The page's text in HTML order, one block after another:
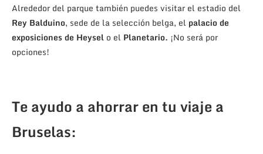
Alrededor del parque también puedes visitar el estadio del
Rey Balduino, sede de la selección belga, el palacio de
exposiciones de Heysel o el Planetario. ¡No será por
opciones!
Te ayudo a ahorrar en tu viaje a
Bruselas: